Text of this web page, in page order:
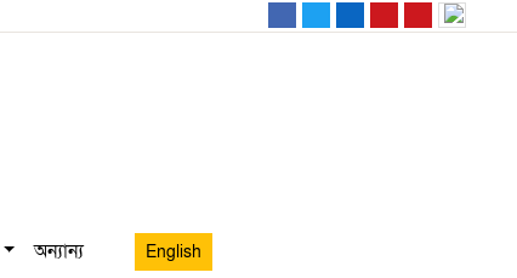
অন্যান্য English